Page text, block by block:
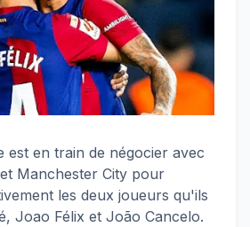
est en train de négocier avec
Manchester City pour
les deux joueurs qu'ils
Joao Félix et João Cancelo.